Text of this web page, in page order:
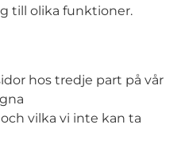
till olika funktioner.
hos tredje part på vår
vilka vi inte kan ta